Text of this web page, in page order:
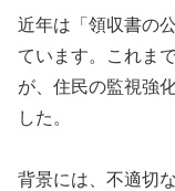
近年は「領収書の
ています。これま
が、住民の監視強
した。
背景には、不適切